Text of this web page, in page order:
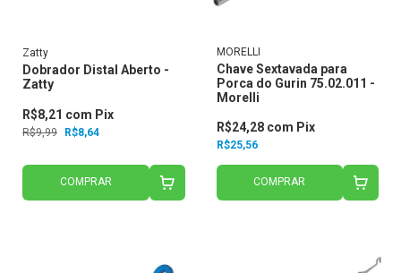
Zatty
Dobrador Distal Aberto -
Zatty
R$9,99 R$8,64
R$8,21 com Pix
COMPRAR
MORELLI
Chave Sextavada para
Porca do Gurin 75.02.011 -
Morelli
R$25,56
R$24,28 com Pix
COMPRAR